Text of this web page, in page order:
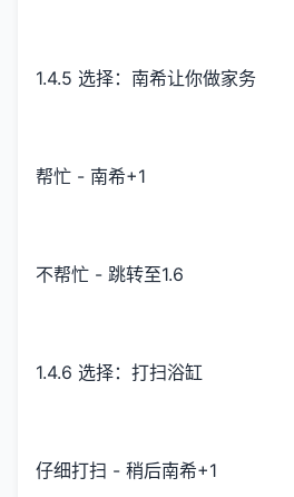
1.4.5 选择：南希让你做家务
帮忙 - 南希+1
不帮忙 - 跳转至1.6
1.4.6 选择：打扫浴缸
仔细打扫 - 稍后南希+1